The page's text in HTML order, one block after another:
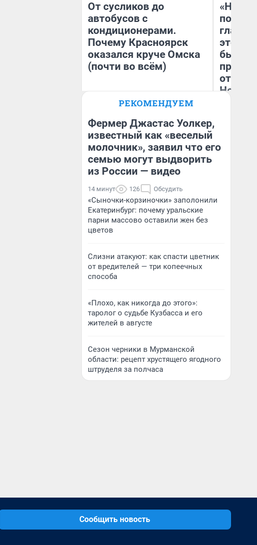
От сусликов до
автобусов с
кондиционерами.
Почему Красноярск
оказался круче Омска
(почти во всём)
этого
бьет
отзыв
Нолана
РЕКОМЕНДУЕМ
Фермер Джастас Уолкер,
известный как «веселый
молочник», заявил что его
семью могут выдворить
из России — видео
14 минут 126 Обсудить
«Сыночки-корзиночки» заполонили
Екатеринбург: почему уральские
парни массово оставили жен без
цветов
Слизни атакуют: как спасти цветник
от вредителей — три копеечных
способа
«Плохо, как никогда до этого»:
таролог о судьбе Кузбасса и его
жителей в августе
Сезон черники в Мурманской
области: рецепт хрустящего ягодного
штруделя за полчаса
Сообщить новость